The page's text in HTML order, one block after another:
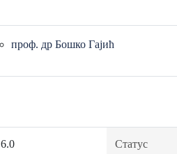
проф. др Бошко Гајић
6.0
Статус